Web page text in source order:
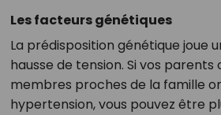
Les facteurs génétiques
La prédisposition génétique joue
hausse de tension. Si vos parents
membres proches de la famille
hypertension, vous pouvez être